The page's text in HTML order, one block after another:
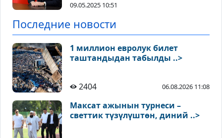
09.05.2025 10:51
Последние новости
1 миллион евролук билет
таштандыдан табылды ..>
2404 06.08.2026 11:08
Максат ажынын турнеси –
светтик түзүлүштөн, диний ..>